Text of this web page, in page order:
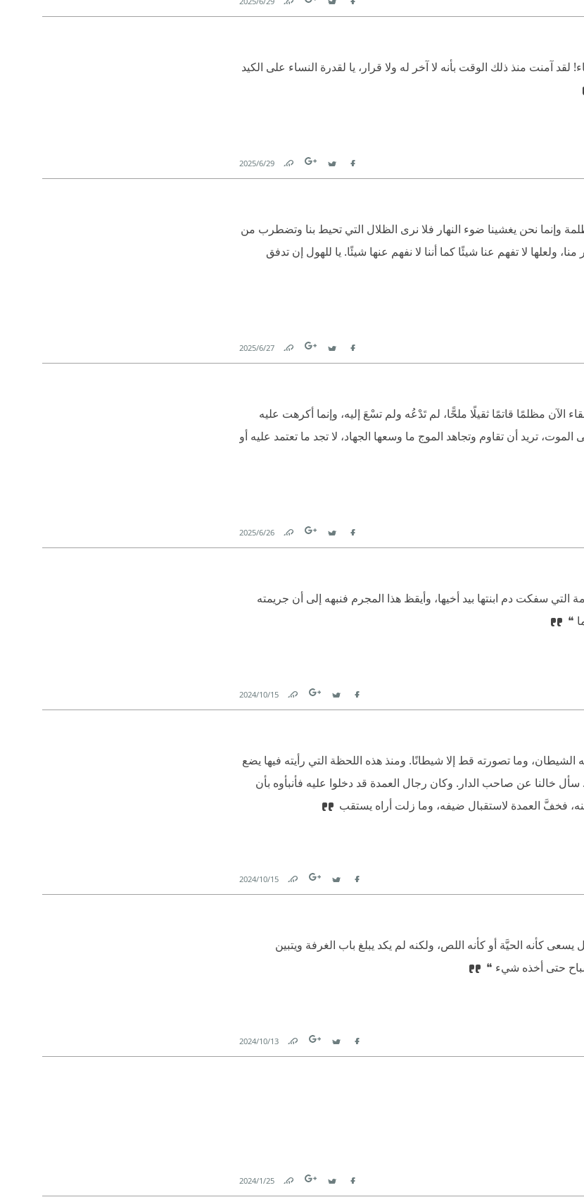
Facebook
Twitter
Link
لقد آمنت منذ ذلك الوقت بأنه لا آخر له ولا قرار، يا لقدرة النساء على الكيد
Facebook
Twitter
Link
29‏/6‏/2025
وإنما نحن يغشينا ضوء النهار فلا نرى الظلال التي تحيط بنا وتضطرب من
ولعلها لا تفهم عنا شيئًا كما أننا لا نفهم عنها شيئًا. يا للهول إن تدفق
Facebook
Twitter
Link
27‏/6‏/2025
مظلمًا قاتمًا ثقيلًا ملحًّا، لم تَدْعُه ولم تسْعَ إليه، وإنما أكرهت عليه
تريد أن تقاوم وتجاهد الموج ما وسعها الجهاد، لا تجد ما تعتمد عليه أو
Facebook
Twitter
Link
26‏/6‏/2025
التي سفكت دم ابنتها بيد أخيها، وأيقظ هذا المجرم فنبهه إلى أن جريمته
❝
Facebook
Twitter
Link
15‏/10‏/2024
وما تصورته قط إلا شيطانًا. ومنذ هذه اللحظة التي رأيته فيها يضع
خالنا عن صاحب الدار. وكان رجال العمدة قد دخلوا عليه فأنبأوه بأن
فخفَّ العمدة لاستقبال ضيفه، وما زلت أراه يستقب
Facebook
Twitter
Link
15‏/10‏/2024
كأنه الحيَّة أو كأنه اللص، ولكنه لم يكد يبلغ باب الغرفة ويتبين
حتى أخذه شيء ❝
Facebook
Twitter
Link
13‏/10‏/2024
Facebook
Twitter
Link
25‏/1‏/2024